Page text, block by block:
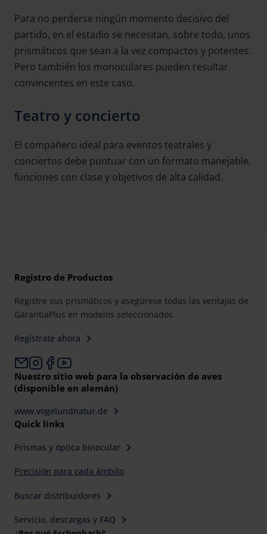
Para no perderse ningún momento decisivo del
partido, en el estadio se necesitan, sobre todo, unos
prismáticos que sean a la vez compactos y potentes.
Pero también los monoculares pueden resultar
convincentes en este caso.
Teatro y concierto
El compañero ideal para eventos teatrales y
conciertos debe puntuar con un formato manejable,
funciones con clase y objetivos de alta calidad.
Registro de Productos
Registre sus prismáticos y asegúrese todas las ventajas de
GarantiaPlus en modelos seleccionados.
Regístrate ahora
Nuestro sitio web para la observación de aves
(disponible en alemán)
www.vogelundnatur.de
Quick links
Prismas y óptica binocular
Precisión para cada ámbito
Buscar distribuidores
Servicio, descargas y FAQ